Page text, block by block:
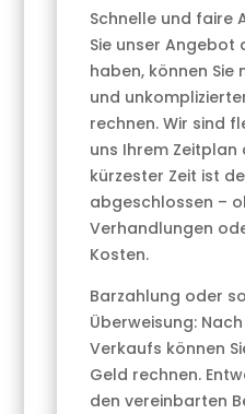
Schnelle und faire
Sie unser Angebot
haben, können Sie
und
rechnen. Wir sind
uns Ihrem Zeitplan
kürzester Zeit ist
abgeschlossen –
Verhandlungen
Kosten.
Barzahlung oder
Überweisung:
Verkaufs können
Geld rechnen.
den vereinbarten